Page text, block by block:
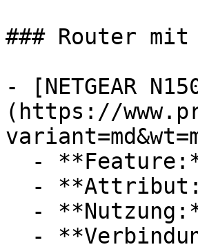
### Router mit
- [NETGEAR
(https://